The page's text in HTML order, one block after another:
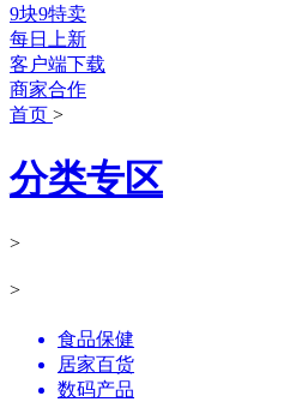
9块9特卖
每日上新
客户端下载
商家合作
首页 >
分类专区
>
>
食品保健
居家百货
数码产品